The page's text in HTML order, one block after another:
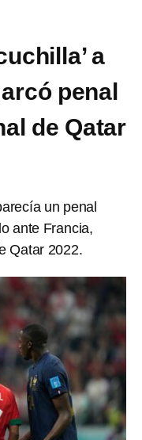
a
penal
de Qatar
un penal
ante Francia,
Qatar 2022.